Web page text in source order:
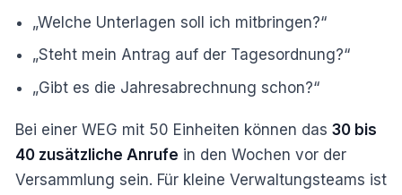
„Welche Unterlagen soll ich mitbringen?“
„Steht mein Antrag auf der Tagesordnung?“
„Gibt es die Jahresabrechnung schon?“
Bei einer WEG mit 50 Einheiten können das 30 bis
40 zusätzliche Anrufe in den Wochen vor der
Versammlung sein. Für kleine Verwaltungsteams ist